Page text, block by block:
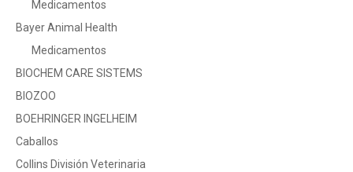
Medicamentos
Bayer Animal Health
Medicamentos
BIOCHEM CARE SISTEMS
BIOZOO
BOEHRINGER INGELHEIM
Caballos
Collins División Veterinaria